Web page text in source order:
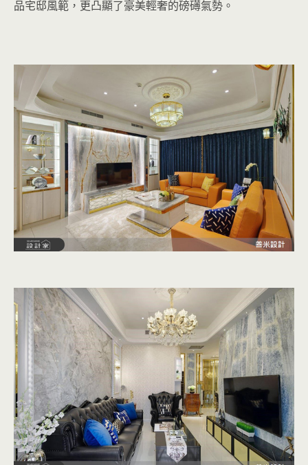
品宅邸風範，更凸顯了豪美輕奢的磅礡氣勢。